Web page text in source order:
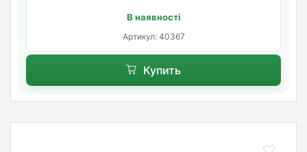
В наявності
Артикул: 40367
Купить